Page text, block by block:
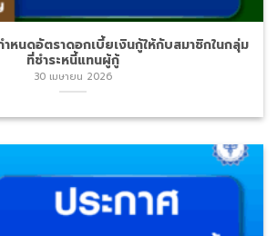
วทางการชำระหนี้เงินกู้ของสมาชิก